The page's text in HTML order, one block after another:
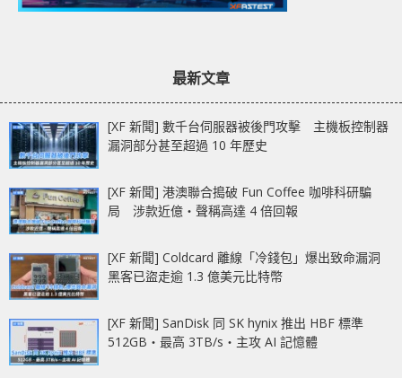
最新文章
[XF 新聞] 數千台伺服器被後門攻擊 主機板控制器
漏洞部分甚至超過 10 年歷史
[XF 新聞] 港澳聯合搗破 Fun Coffee 咖啡科研騙
局 涉款近億‧聲稱高達 4 倍回報
[XF 新聞] Coldcard 離線「冷錢包」爆出致命漏洞
黑客已盜走逾 1.3 億美元比特幣
[XF 新聞] SanDisk 同 SK hynix 推出 HBF 標準
512GB‧最高 3TB/s‧主攻 AI 記憶體